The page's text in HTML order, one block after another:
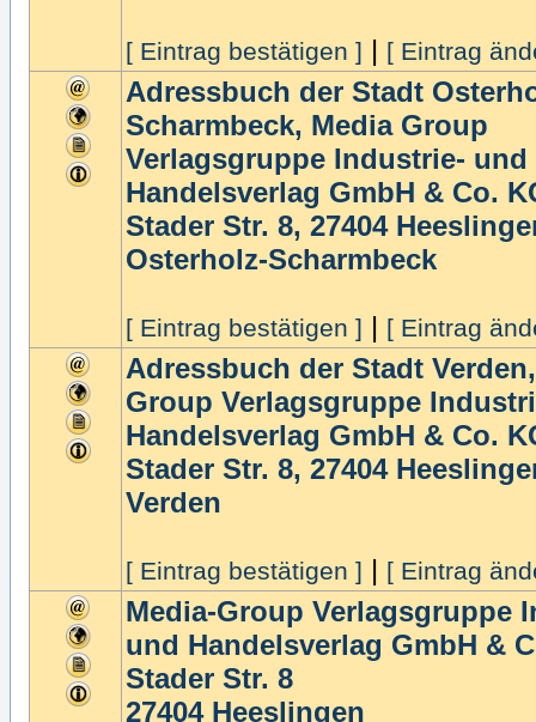
[ Eintrag bestätigen ] | [ Eintrag
Adressbuch der Stadt
Scharmbeck, Media Group
Verlagsgruppe Industrie- und
Handelsverlag GmbH & Co.
Stader Str. 8, 27404
Osterholz-Scharmbeck
[ Eintrag bestätigen ] | [ Eintrag
Adressbuch der Stadt
Group Verlagsgruppe
Handelsverlag GmbH & Co.
Stader Str. 8, 27404
Verden
[ Eintrag bestätigen ] | [ Eintrag
Media-Group Verlagsgruppe
und Handelsverlag GmbH &
Stader Str. 8
27404 Heeslingen